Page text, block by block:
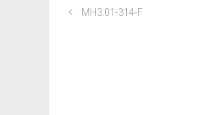
MH3.01-314-F